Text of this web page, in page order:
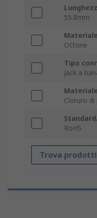
55.8mm
Ottone
Tipo
Jack a
Cloruro di
RoHS
Trova